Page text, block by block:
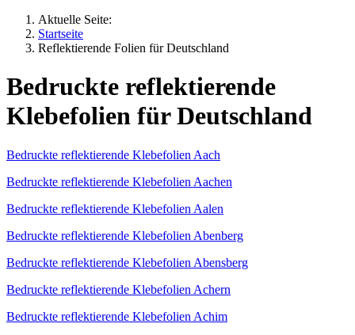
Aktuelle Seite:
Startseite
Reflektierende Folien für Deutschland
Bedruckte reflektierende
Klebefolien für Deutschland
Bedruckte reflektierende Klebefolien Aach
Bedruckte reflektierende Klebefolien Aachen
Bedruckte reflektierende Klebefolien Aalen
Bedruckte reflektierende Klebefolien Abenberg
Bedruckte reflektierende Klebefolien Abensberg
Bedruckte reflektierende Klebefolien Achern
Bedruckte reflektierende Klebefolien Achim